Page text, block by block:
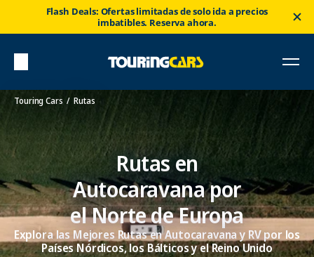
Flash Deals: Ofertas limitadas de solo ida a precios
imbatibles. Reserva ahora.
Touring Cars Rutas
Rutas en
Autocaravana por
el Norte de Europa
Explora las Mejores Rutas en Autocaravana y RV por los
Países Nórdicos, los Bálticos y el Reino Unido